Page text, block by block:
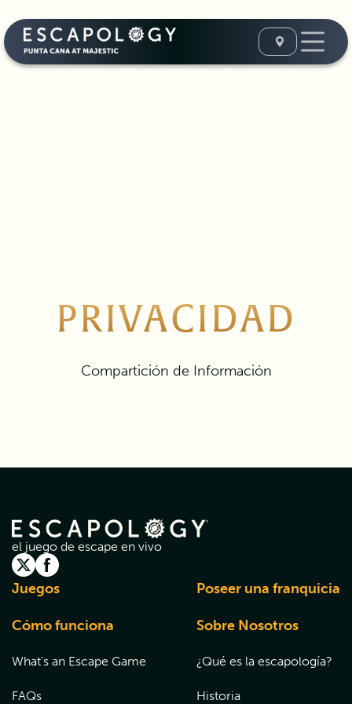
PRIVACIDAD
Compartición de Información
el juego de escape en vivo
Juegos
Cómo funciona
What's an Escape Game
FAQs
Poseer una franquicia
Sobre Nosotros
¿Qué es la escapología?
Historia